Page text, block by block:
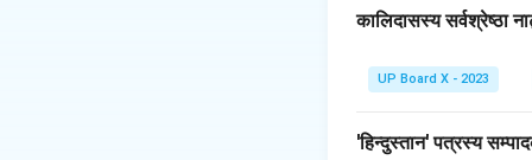
कालिदासस्य सर्वश्रेष्ठा
UP Board X - 2023
'हिन्दुस्तान' पत्रस्य